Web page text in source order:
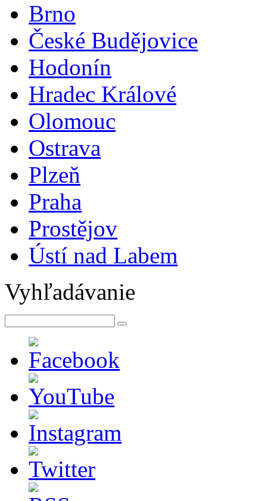
Brno
České Budějovice
Hodonín
Hradec Králové
Olomouc
Ostrava
Plzeň
Praha
Prostějov
Ústí nad Labem
Vyhľadávanie